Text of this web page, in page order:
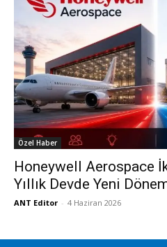
Özel Haber
Honeywell Aerospace
Yıllık Devde Yeni
ANT Editor - 4 Haziran 2026